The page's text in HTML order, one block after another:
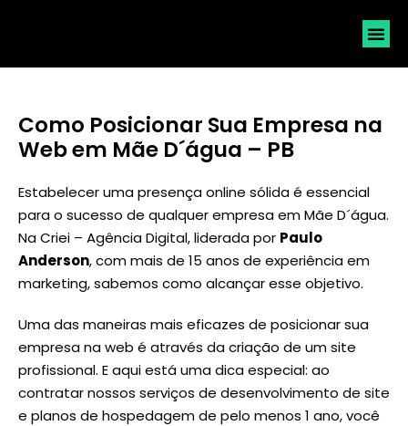
Como Posicionar Sua Empresa na
Web em Mãe D´água – PB
Estabelecer uma presença online sólida é essencial
para o sucesso de qualquer empresa em Mãe D´água.
Na Criei – Agência Digital, liderada por Paulo
Anderson, com mais de 15 anos de experiência em
marketing, sabemos como alcançar esse objetivo.
Uma das maneiras mais eficazes de posicionar sua
empresa na web é através da criação de um site
profissional. E aqui está uma dica especial: ao
contratar nossos serviços de desenvolvimento de site
e planos de hospedagem de pelo menos 1 ano, você